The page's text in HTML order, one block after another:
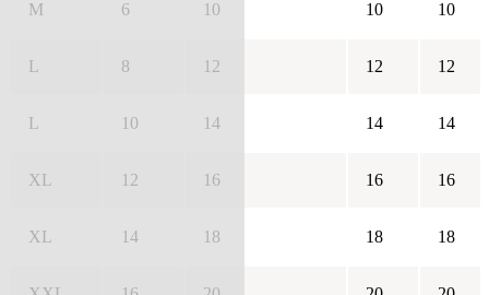
M 6 10 10 10
L 8 12 12 12
L 10 14 14 14
XL 12 16 16 16
XL 14 18 18 18